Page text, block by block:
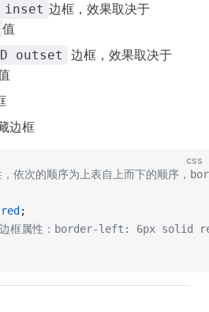
inset 边框，效果取决于
值
outset 边框，效果取决于
边框
css
依次的顺序为上表自上而下的顺序，
red ;
边框属性：border-left: 6px solid